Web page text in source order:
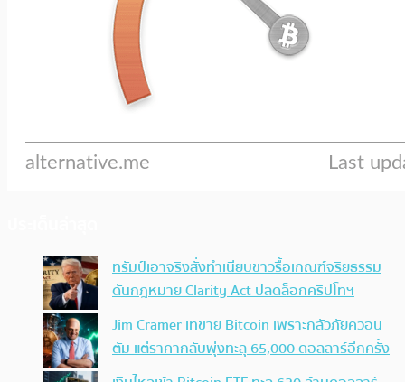
ทรัมป์เอาจริง สั่งทำเนียบขาวรื้อเกณฑ์จริยธรรม
ดันกฎหมาย Clarity Act ปลดล็อกคริปโทฯ
Jim Cramer เทขาย Bitcoin เพราะกลัวภัยควอน
ตัม แต่ราคากลับพุ่งทะลุ 65,000 ดอลลาร์อีกครั้ง